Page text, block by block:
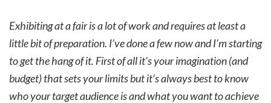
Exhibiting at a fair is a lot of work and requires at least a
little bit of preparation. I’ve done a few now and I’m starting
to get the hang of it. First of all it’s your imagination (and
budget) that sets your limits but it’s always best to know
who your target audience is and what you want to achieve